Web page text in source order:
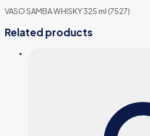
VASO SAMBA WHISKY 325 ml (7527)
Related products